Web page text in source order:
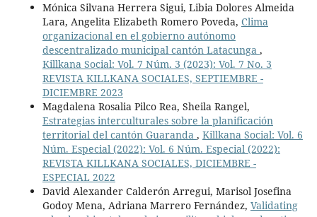
Mónica Silvana Herrera Sigui, Libia Dolores Almeida
Lara, Angelita Elizabeth Romero Poveda, Clima
organizacional en el gobierno autónomo
descentralizado municipal cantón Latacunga ,
Killkana Social: Vol. 7 Núm. 3 (2023): Vol. 7 No. 3
REVISTA KILLKANA SOCIALES, SEPTIEMBRE -
DICIEMBRE 2023
Magdalena Rosalia Pilco Rea, Sheila Rangel,
Estrategias interculturales sobre la planificación
territorial del cantón Guaranda , Killkana Social: Vol. 6
Núm. Especial (2022): Vol. 6 Núm. Especial (2022):
REVISTA KILLKANA SOCIALES, DICIEMBRE -
ESPECIAL 2022
David Alexander Calderón Arregui, Marisol Josefina
Godoy Mena, Adriana Marrero Fernández, Validating